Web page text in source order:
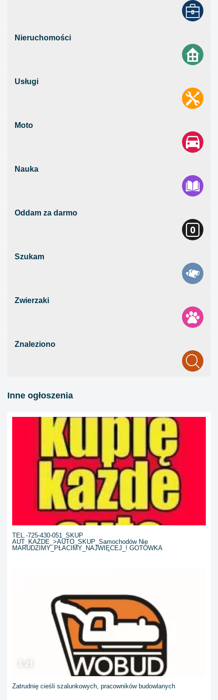
Nieruchomości
Usługi
Moto
Nauka
Oddam za darmo
Szukam
Zwierzaki
Znaleziono
Inne ogłoszenia
TEL.-725-430-051_SKUP
AUT_KAŻDE_>AUTO_SKUP_Samochodów Nie
MARUDZIMY_PŁACIMY_NAJWIĘCEJ_! GOTÓWKA
1 zł
Zatrudnię cieśli szalunkowych, pracowników budowlanych